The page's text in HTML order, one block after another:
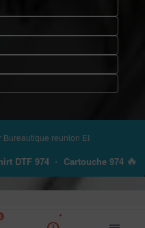
Bureautique reunion EI
DTF 974 • Cartouche 974 🔥